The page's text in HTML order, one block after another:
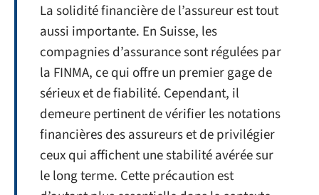
La solidité financière de l’assureur est tout
aussi importante. En Suisse, les
compagnies d’assurance sont régulées par
la FINMA, ce qui offre un premier gage de
sérieux et de fiabilité. Cependant, il
demeure pertinent de vérifier les notations
financières des assureurs et de privilégier
ceux qui affichent une stabilité avérée sur
le long terme. Cette précaution est